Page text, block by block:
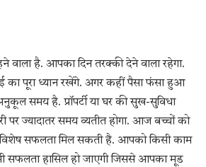
है. आपका दिन तरक्की देने वाला रहेगा.
पूरा ध्यान रखेंगे. अगर कहीं पैसा फंसा हुआ
समय है. प्रॉपर्टी या घर की सुख-सुविधा
पर ज्यादातर समय व्यतीत होगा. आज बच्चों को
सफलता मिल सकती है. आपको किसी काम
सफलता हासिल हो जाएगी जिससे आपका मूड